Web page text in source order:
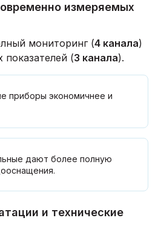
измеряемых
мониторинг (4 канала)
показателей (3 канала).
приборы экономичнее и
дают более полную
и технические